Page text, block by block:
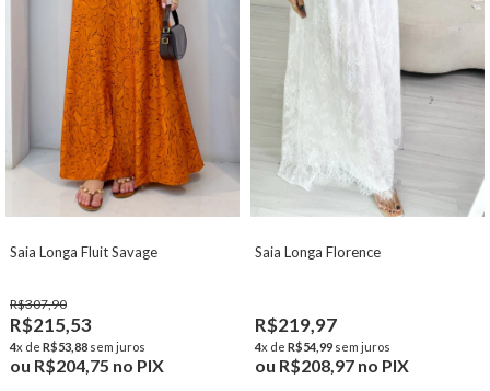
Saia Longa Fluit Savage
R$307,90
R$215,53
4x de R$53,88 sem juros
ou R$204,75 no PIX
Saia Longa Florence
R$219,97
4x de R$54,99 sem juros
ou R$208,97 no PIX